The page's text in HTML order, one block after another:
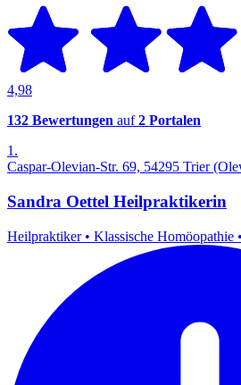
4,98
132 Bewertungen auf2 Portalen
1.
Caspar-Olevian-Str. 69, 54295 Trier
Sandra Oettel Heilpraktikerin
Heilpraktiker • Klassische Homöopathie •